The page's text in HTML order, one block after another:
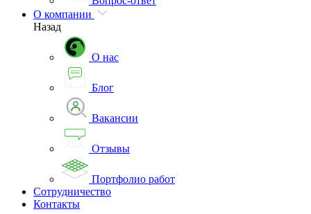
О компании
Назад
О нас
Блог
Вакансии
Отзывы
Портфолио работ
Сотрудничество
Контакты